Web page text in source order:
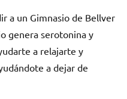
а un Gimnasio dе Bellver
genera serotonina у
а relajarte у
а dejar dе